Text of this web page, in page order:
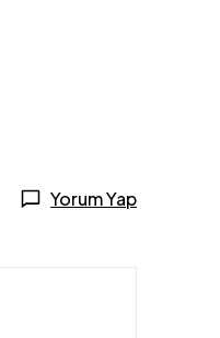
Yorum Yap